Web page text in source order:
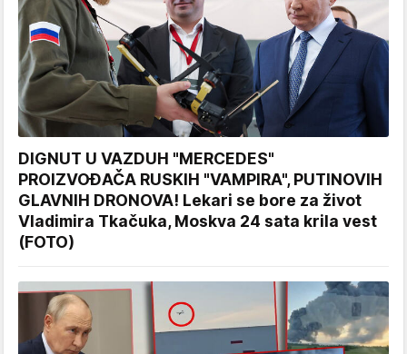
DIGNUT U VAZDUH "MERCEDES"
PROIZVOĐAČA RUSKIH "VAMPIRA", PUTINOVIH
GLAVNIH DRONOVA! Lekari se bore za život
Vladimira Tkačuka, Moskva 24 sata krila vest
(FOTO)